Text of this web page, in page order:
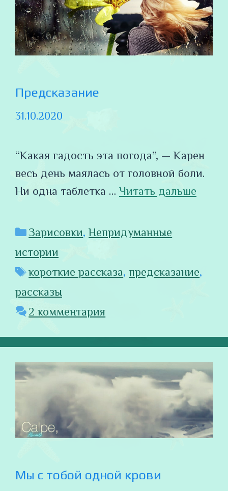
Предсказание
31.10.2020
“Какая гадость эта погода”, — Карен
весь день маялась от головной боли.
Ни одна таблетка … Читать дальше
Рубрики
Зарисовки,Непридуманные
истории
Метки
короткие рассказа,предсказание,
рассказы
2 комментария
Мы с тобой одной крови